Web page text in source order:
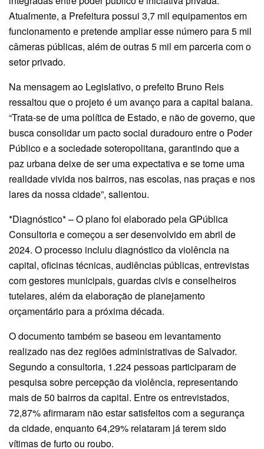
Atualmente, a Prefeitura possui 3,7 mil equipamentos em
funcionamento e pretende ampliar esse número para 5 mil
câmeras públicas, além de outras 5 mil em parceria com o
setor privado.
Na mensagem ao Legislativo, o prefeito Bruno Reis
ressaltou que o projeto é um avanço para a capital baiana.
“Trata-se de uma política de Estado, e não de governo, que
busca consolidar um pacto social duradouro entre o Poder
Público e a sociedade soteropolitana, garantindo que a
paz urbana deixe de ser uma expectativa e se torne uma
realidade vivida nos bairros, nas escolas, nas praças e nos
lares da nossa cidade”, salientou.
*Diagnóstico* – O plano foi elaborado pela GPública
Consultoria e começou a ser desenvolvido em abril de
2024. O processo incluiu diagnóstico da violência na
capital, oficinas técnicas, audiências públicas, entrevistas
com gestores municipais, guardas civis e conselheiros
tutelares, além da elaboração de planejamento
orçamentário para a próxima década.
O documento também se baseou em levantamento
realizado nas dez regiões administrativas de Salvador.
Segundo a consultoria, 1.224 pessoas participaram de
pesquisa sobre percepção da violência, representando
mais de 50 bairros da capital. Entre os entrevistados,
72,87% afirmaram não estar satisfeitos com a segurança
da cidade, enquanto 64,29% relataram já terem sido
vítimas de furto ou roubo.